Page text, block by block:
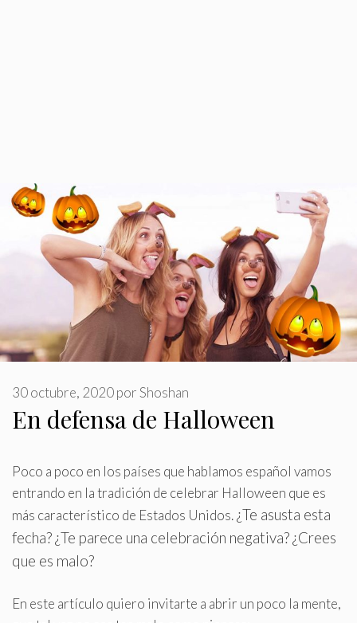
En defensa de Halloween
30 octubre, 2020porShoshan
Poco a poco en los países que hablamos español vamos
entrando en la tradición de celebrar Halloween que es
más característico de Estados Unidos.¿Te asusta esta
fecha? ¿Te parece una celebración negativa? ¿Crees
que es malo?
En este artículo quiero invitarte a abrir un poco la mente,